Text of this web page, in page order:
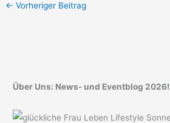
← Vorheriger Beitrag
Über Uns: News- und Eventblog 2026!